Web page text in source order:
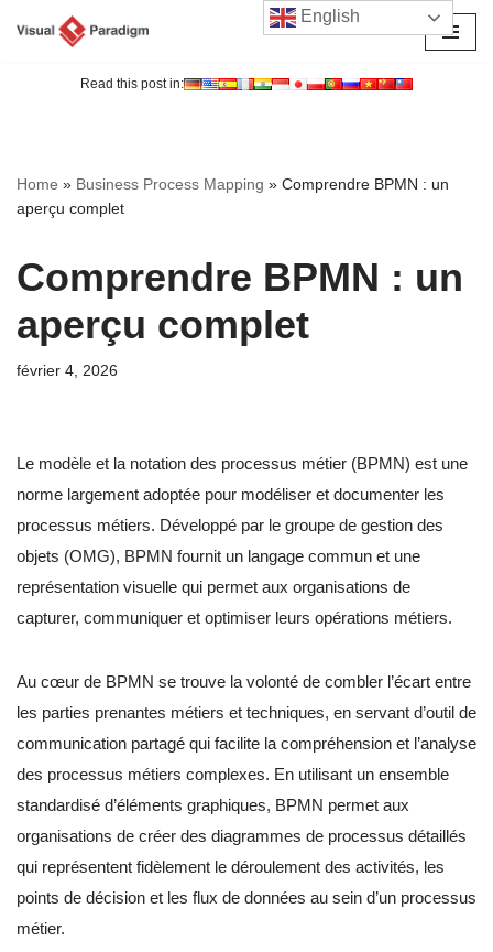
Read this post in:
Home » Business Process Mapping » Comprendre BPMN : un
aperçu complet
Comprendre BPMN : un
aperçu complet
février 4, 2026
Le modèle et la notation des processus métier (BPMN) est une
norme largement adoptée pour modéliser et documenter les
processus métiers. Développé par le groupe de gestion des
objets (OMG), BPMN fournit un langage commun et une
représentation visuelle qui permet aux organisations de
capturer, communiquer et optimiser leurs opérations métiers.
Au cœur de BPMN se trouve la volonté de combler l’écart entre
les parties prenantes métiers et techniques, en servant d’outil de
communication partagé qui facilite la compréhension et l’analyse
des processus métiers complexes. En utilisant un ensemble
standardisé d’éléments graphiques, BPMN permet aux
organisations de créer des diagrammes de processus détaillés
qui représentent fidèlement le déroulement des activités, les
points de décision et les flux de données au sein d’un processus
métier.
English